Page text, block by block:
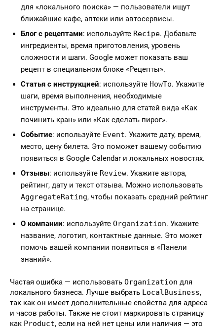
для «локального поиска» — пользователи ищут
ближайшие кафе, аптеки или автосервисы.
Блог с рецептами: используйте Recipe. Добавьте
ингредиенты, время приготовления, уровень
сложности и шаги. Google может показать ваш
рецепт в специальном блоке «Рецепты».
Статья с инструкцией: используйте HowTo. Укажите
шаги, время выполнения, необходимые
инструменты. Это идеально для статей вида «Как
починить кран» или «Как сделать пирог».
Событие: используйте Event. Укажите дату, время,
место, цену билета. Это поможет вашему событию
появиться в Google Calendar и локальных новостях.
Отзывы: используйте Review. Укажите автора,
рейтинг, дату и текст отзыва. Можно использовать
AggregateRating, чтобы показать средний рейтинг
на странице.
О компании: используйте Organization. Укажите
название, логотип, контактные данные. Это может
помочь вашей компании появиться в «Панели
знаний».
Частая ошибка — использовать Organization для
локального бизнеса. Лучше выбрать LocalBusiness,
так как он имеет дополнительные свойства для адреса
и часов работы. Также не стоит маркировать страницу
как Product, если на ней нет цены или наличия — это